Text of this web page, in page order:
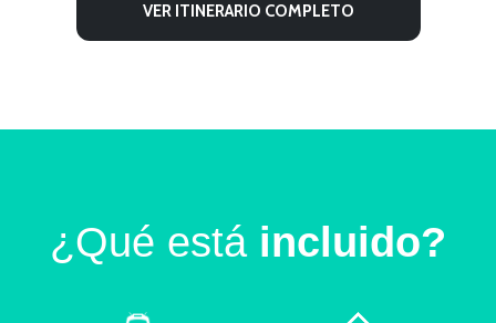
VER ITINERARIO COMPLETO
¿Qué está incluido?